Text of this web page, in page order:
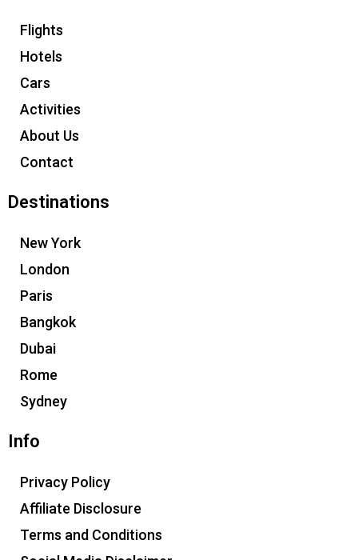
Flights
Hotels
Cars
Activities
About Us
Contact
Destinations
New York
London
Paris
Bangkok
Dubai
Rome
Sydney
Info
Privacy Policy
Affiliate Disclosure
Terms and Conditions